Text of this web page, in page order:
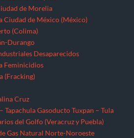
de Morelia
Ciudad de México (México)
(Colima)
Durango
Desaparecidos
Feminicidios
(Fracking)
Cruz
Tapachula Gasoducto Tuxpan – Tula
del Golfo (Veracruz y Puebla)
Gas Natural Norte-Noroeste